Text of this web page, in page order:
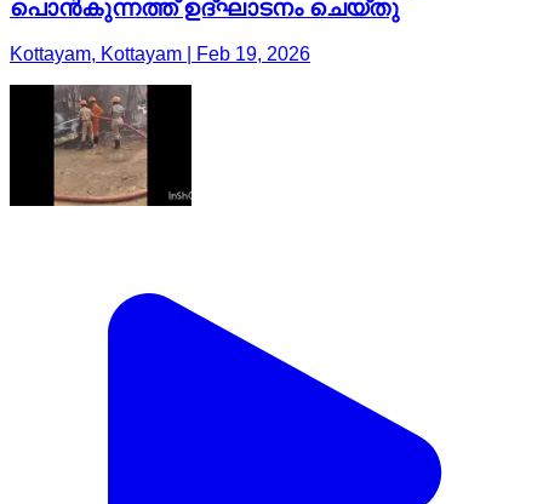
പൊൻകുന്നത്ത് ഉദ്ഘാടനം ചെയ്തു
Kottayam, Kottayam | Feb 19, 2026